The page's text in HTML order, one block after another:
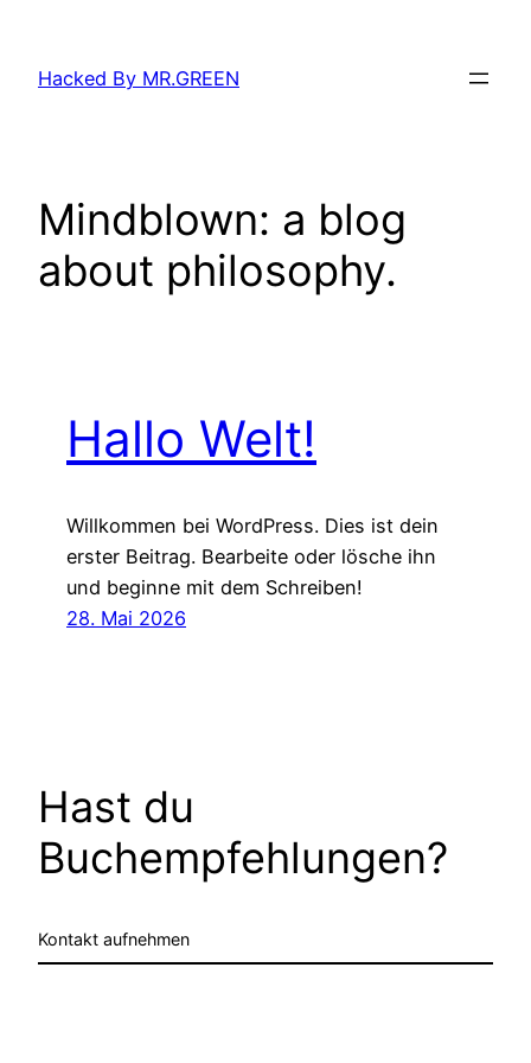
springen
Hacked By MR.GREEN
Mindblown: a blog
about philosophy.
Hallo Welt!
Willkommen bei WordPress. Dies ist dein
erster Beitrag. Bearbeite oder lösche ihn
und beginne mit dem Schreiben!
28. Mai 2026
Hast du
Buchempfehlungen?
Kontakt aufnehmen